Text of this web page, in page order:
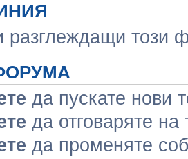
разглеждащи този
да пускате нови
да отговаряте на
да променяте